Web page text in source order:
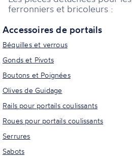
ferronniers et bricoleurs :
Accessoires de portails
Béquilles et verrous
Gonds et Pivots
Boutons et Poignées
Olives de Guidage
Rails pour portails coulissants
Roues pour portails coulissants
Serrures
Sabots